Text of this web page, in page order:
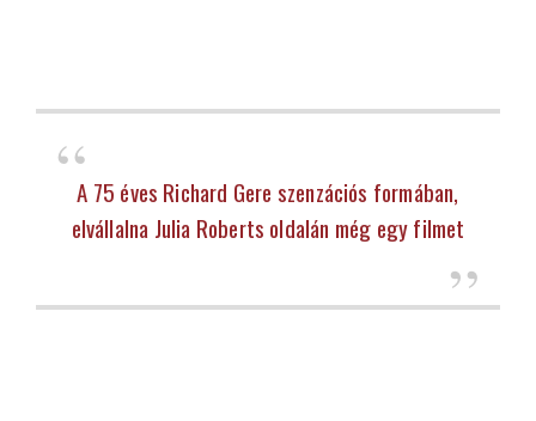
A 75 éves Richard Gere szenzációs formában,
elvállalna Julia Roberts oldalán még egy filmet